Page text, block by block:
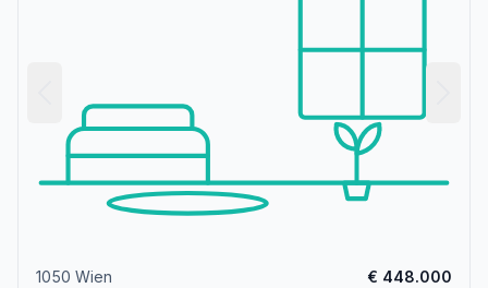
1050 Wien € 448.000